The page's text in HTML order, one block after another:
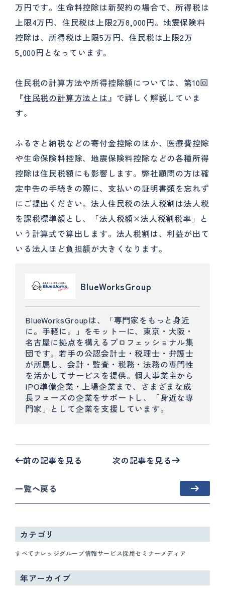
万円です。生命料控除は新契約の場合で、所得税は
上限4万円、住民税は上限2万8,000円。地震保険料
控除は、所得税は上限5万円、住民税は上限2万
5,000円となっています。
住民税の計算方法や所得控除額については、第10回
『住民税の計算方法とは』で詳しく解説していま
す。
ふるさと納税などの寄付金控除のほか、医療費控除
や生命保険料控除、地震保険料控除などの各種所得
控除は住民税額にも影響します。弊社顧問の方は確
定申告の手続きの際に、支払いの証明書類を忘れず
にご提出ください。法人住民税の法人税割は法人税
を課税標準額とし、「法人税額×法人税割税率」と
いう計算式で算出します。法人税割は、利益が出て
いる法人ほど負担額が大きくなります。
BlueWorksGroup
BlueWorksGroupは、「専門家をもっと身近
に。手軽に。」をモットーに、東京・大阪・
名古屋に拠点を構えるプロフェッショナル集
団です。若手の公認会計士・税理士・弁護士
が所属し、会計・監査・税務・法務の専門性
を活かしてサービスを提供。個人事業主から
IPO準備企業・上場企業まで、さまざまな成
長フェーズの企業をサポートし、「身近な専
門家」として企業を支援しています。
前の記事を見る 次の記事を見る
一覧へ戻る
カテゴリ
すべてナレッジグループ情報サービス採用セミナー メディア
年アーカイブ